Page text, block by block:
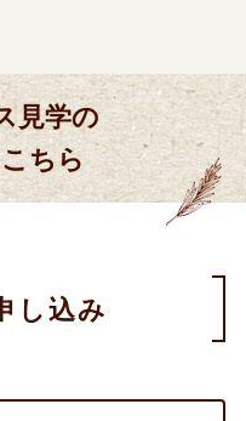
見学の
ちら
し込み